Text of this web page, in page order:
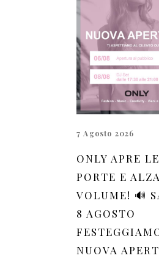
7 Agosto 2026
ONLY APRE LE
PORTE E
VOLUME! 🔊
8 AGOSTO
NUOVA